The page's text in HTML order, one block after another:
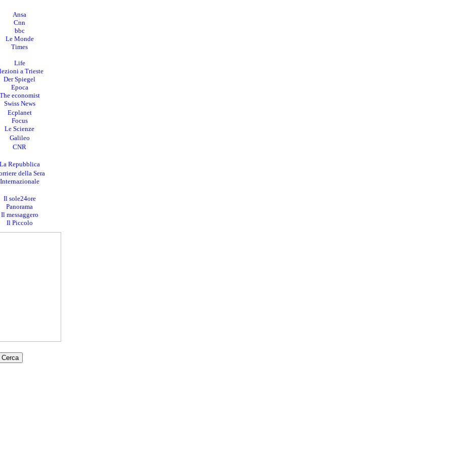
Ansa
Cnn
bbc
Le Monde
Times
Life
a Trieste
Der Spiegel
Epoca
economist
Swiss News
Ecplanet
Focus
Le Scienze
Galileo
CNR
Repubblica
della Sera
Internazionale
Il sole24ore
Panorama
Il messaggero
Il Piccolo